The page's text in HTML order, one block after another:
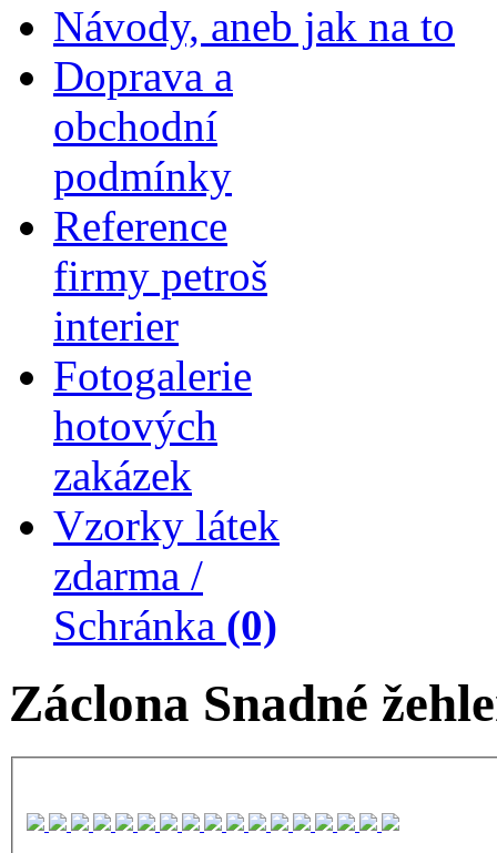
Návody, aneb jak na to
Doprava a
obchodní
podmínky
Reference
firmy petroš
interier
Fotogalerie
hotových
zakázek
Vzorky látek
zdarma /
Schránka (0)
Záclona Snadné